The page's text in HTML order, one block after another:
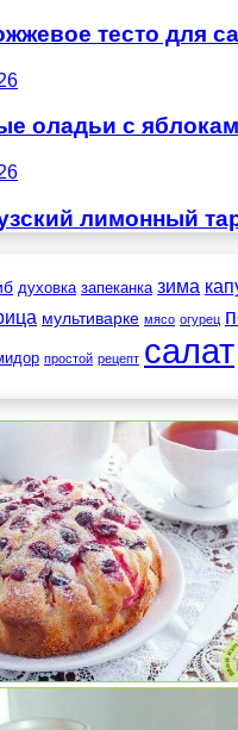
тесто для
оладьи с
лимонный
духовка запеканка зима
мультиварке мясо огурец
простой рецепт салат